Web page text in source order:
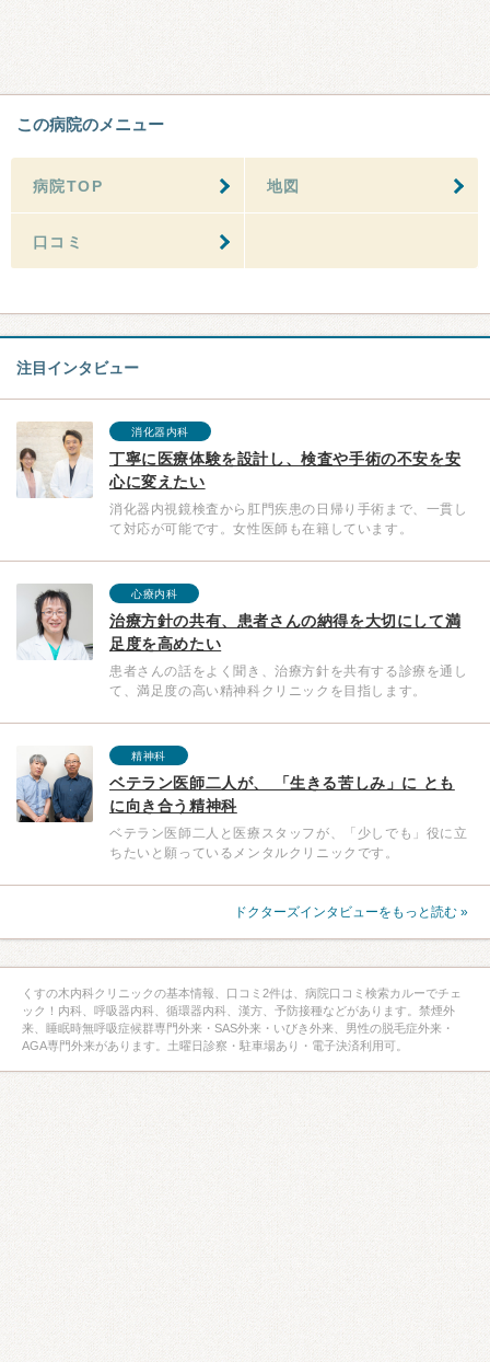
この病院のメニュー
病院TOP 地図
口コミ
注目インタビュー
消化器内科
丁寧に医療体験を設計し、検査や手術の不安を安
心に変えたい
消化器内視鏡検査から肛門疾患の日帰り手術まで、一貫し
て対応が可能です。女性医師も在籍しています。
心療内科
治療方針の共有、患者さんの納得を大切にして満
足度を高めたい
患者さんの話をよく聞き、治療方針を共有する診療を通し
て、満足度の高い精神科クリニックを目指します。
精神科
ベテラン医師二人が、 「生きる苦しみ」に とも
に向き合う精神科
ベテラン医師二人と医療スタッフが、「少しでも」役に立
ちたいと願っているメンタルクリニックです。
ドクターズインタビューをもっと読む »
くすの木内科クリニックの基本情報、口コミ2件は、病院口コミ検索カルーでチェ
ック！内科、呼吸器内科、循環器内科、漢方、予防接種などがあります。禁煙外
来、睡眠時無呼吸症候群専門外来・SAS外来・いびき外来、男性の脱毛症外来・
AGA専門外来があります。土曜日診察・駐車場あり・電子決済利用可。